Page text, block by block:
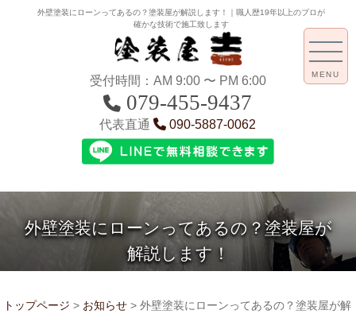
外壁塗装にローンってあるの？塗装屋が解説します！｜職人歴19年以上のプロが
確かな技術で施工致します
受付時間：AM 9:00 〜 PM 6:00
079-455-9437
代表直通 090-5887-0062
外壁塗装にローンってあるの？塗装屋が
解説します！
MENU
トップページ > お知らせ > 外壁塗装にローンってあるの？塗装屋が解